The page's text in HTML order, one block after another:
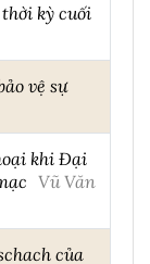
kỳ cuối
vệ sự
khi Đại
Vũ Văn
của